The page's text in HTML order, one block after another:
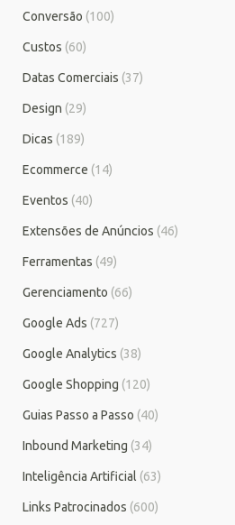
Conversão (100)
Custos (60)
Datas Comerciais (37)
Design (29)
Dicas (189)
Ecommerce (14)
Eventos (40)
Extensões de Anúncios (46)
Ferramentas (49)
Gerenciamento (66)
Google Ads (727)
Google Analytics (38)
Google Shopping (120)
Guias Passo a Passo (40)
Inbound Marketing (34)
Inteligência Artificial (63)
Links Patrocinados (600)